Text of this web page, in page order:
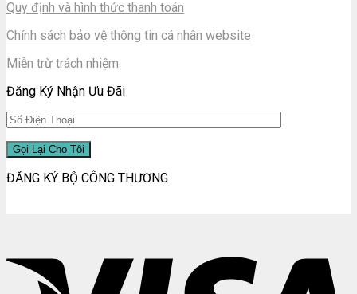
Quy định và hình thức thanh toán
Chính sách bảo vệ thông tin cá nhân website
Miễn trừ trách nhiệm
Đăng Ký Nhận Ưu Đãi
ĐĂNG KÝ BỘ CÔNG THƯƠNG